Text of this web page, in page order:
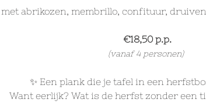
abrikozen, membrillo, confituur,
€18,50 p.p.
(vanaf 4 personen)
✨ Een plank die je tafel in een
Want eerlijk? Wat is de herfst zonder een